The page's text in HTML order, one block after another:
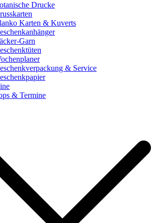
Drucke
Karten & Kuverts
Garn
& Service
& Termine